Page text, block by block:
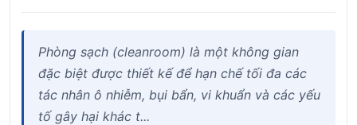
Phòng sạch (cleanroom) là một không gian
đặc biệt được thiết kế để hạn chế tối đa các
tác nhân ô nhiễm, bụi bẩn, vi khuẩn và các yếu
tố gây hại khác t...